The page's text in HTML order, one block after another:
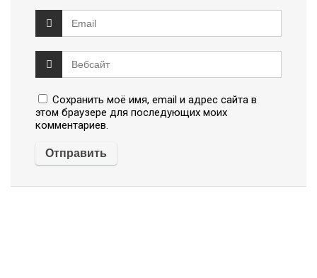
Сохранить моё имя, email и адрес сайта в
этом браузере для последующих моих
комментариев.